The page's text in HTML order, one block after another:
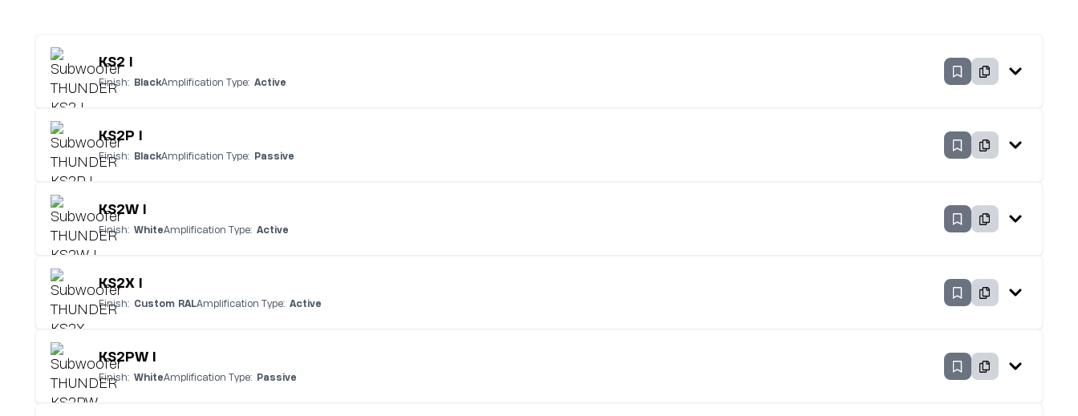
KS2 I
Finish: BlackAmplification Type: Active
KS2P I
Finish: BlackAmplification Type: Passive
KS2W I
Finish: WhiteAmplification Type: Active
KS2X I
Finish: Custom RALAmplification Type: Active
KS2PW I
Finish: WhiteAmplification Type: Passive